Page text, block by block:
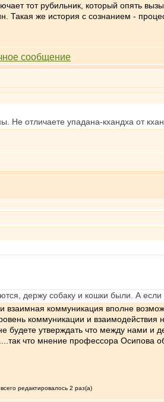
тот рубильник, который опять
Такая же история с сознанием -
Не отличаете упадана-кхандха от
держу собаку и кошки были. А если
и взаимная коммуникация вполне
коммуникации и
утверждать что между нами и
что мнение профессора
редактировалось 2 раз(а)